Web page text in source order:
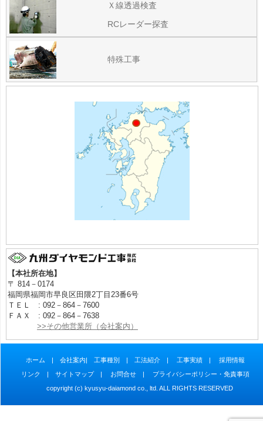
Ｘ線透過検査
RCレーダー探査
特殊工事
【本社所在地】
〒 814－0174
福岡県福岡市早良区田隈2丁目23番6号
ＴＥＬ : 092－864－7600
ＦＡＸ : 092－864－7638
>>その他営業所（会社案内）
ホーム 会社案内 工事種別 工法紹介 工事実績
採用情報
リンク
サイトマップ| お問合せ
プライバシーポリシー・免責事項
copyright (c) kyusyu-daiamond co., ltd. ALL RIGHTS RESERVED